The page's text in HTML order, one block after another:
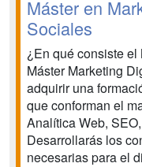
Máster en
Sociales
¿En qué consiste
Máster Marketing
adquirir una
que conforman el
Analítica Web,
Desarrollarás los
necesarias para el